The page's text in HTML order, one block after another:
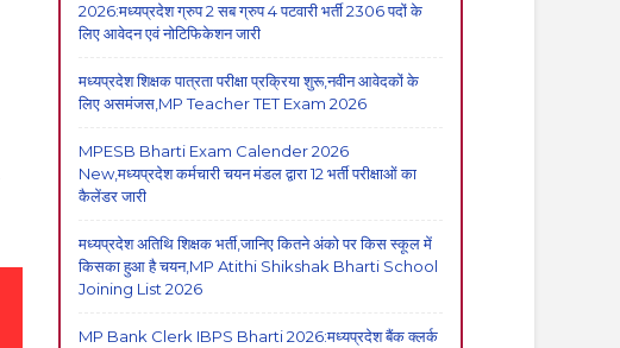
2026:मध्यप्रदेश ग्रुप 2 सब ग्रुप 4 पटवारी भर्ती 2306 पदों के
लिए आवेदन एवं नोटिफिकेशन जारी
मध्यप्रदेश शिक्षक पात्रता परीक्षा प्रक्रिया शुरू,नवीन आवेदकों के
लिए असमंजस,MP Teacher TET Exam 2026
MPESB Bharti Exam Calender 2026
New,मध्यप्रदेश कर्मचारी चयन मंडल द्वारा 12 भर्ती परीक्षाओं का
कैलेंडर जारी
मध्यप्रदेश अतिथि शिक्षक भर्ती,जानिए कितने अंको पर किस स्कूल में
किसका हुआ है चयन,MP Atithi Shikshak Bharti School
Joining List 2026
MP Bank Clerk IBPS Bharti 2026:मध्यप्रदेश बैंक क्लर्क